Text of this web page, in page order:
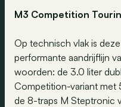
M3 Competition
Op technisch vlak is
performante aandrijflijn
woorden: de 3.0 liter
Competition-variant met
de 8-traps M Steptronic